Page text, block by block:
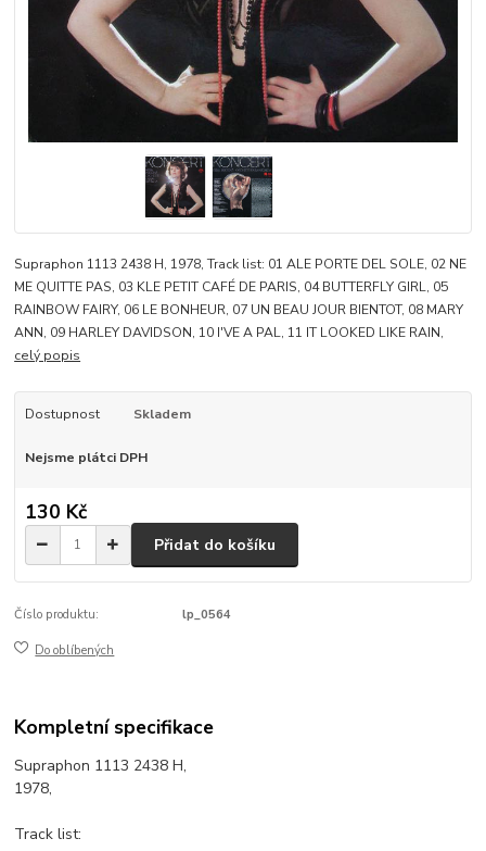
Supraphon 1113 2438 H, 1978, Track list: 01 ALE PORTE DEL SOLE, 02 NE
ME QUITTE PAS, 03 KLE PETIT CAFÉ DE PARIS, 04 BUTTERFLY GIRL, 05
RAINBOW FAIRY, 06 LE BONHEUR, 07 UN BEAU JOUR BIENTOT, 08 MARY
ANN, 09 HARLEY DAVIDSON, 10 I'VE A PAL, 11 IT LOOKED LIKE RAIN,
celý popis
Dostupnost Skladem
Nejsme plátci DPH
130 Kč
Přidat do košíku
Číslo produktu: lp_0564
Do oblíbených
Kompletní specifikace
Supraphon 1113 2438 H,
1978,
Track list: